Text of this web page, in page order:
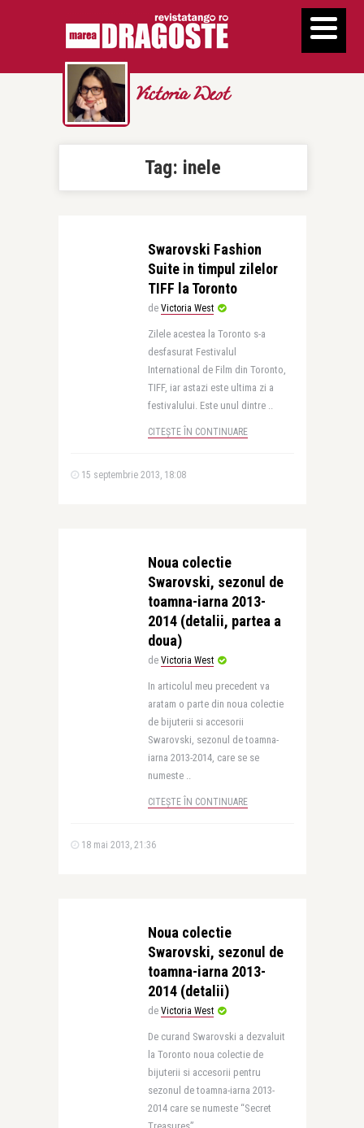
Victoria West
Tag: inele
Swarovski Fashion
Suite in timpul zilelor
TIFF la Toronto
de Victoria West
Zilele acestea la Toronto s-a
desfasurat Festivalul
International de Film din Toronto,
TIFF, iar astazi este ultima zi a
festivalului. Este unul dintre ..
CITEȘTE ÎN CONTINUARE
15 septembrie 2013, 18:08
Noua colectie
Swarovski, sezonul de
toamna-iarna 2013-
2014 (detalii, partea a
doua)
de Victoria West
In articolul meu precedent va
aratam o parte din noua colectie
de bijuterii si accesorii
Swarovski, sezonul de toamna-
iarna 2013-2014, care se se
numeste ..
CITEȘTE ÎN CONTINUARE
18 mai 2013, 21:36
Noua colectie
Swarovski, sezonul de
toamna-iarna 2013-
2014 (detalii)
de Victoria West
De curand Swarovski a dezvaluit
la Toronto noua colectie de
bijuterii si accesorii pentru
sezonul de toamna-iarna 2013-
2014 care se numeste “Secret